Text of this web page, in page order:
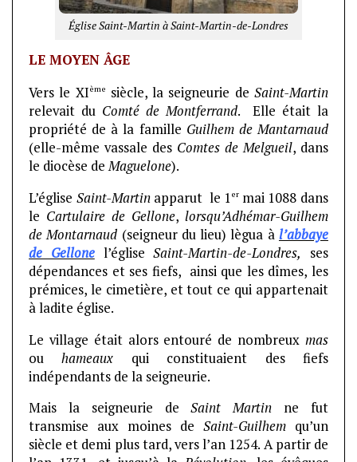
Église Saint-Martin à Saint-Martin-de-Londres
LE MOYEN ÂGE
Vers le XIème siècle, la seigneurie de Saint-Martin
relevait du Comté de Montferrand. Elle était la
propriété de à la famille Guilhem de Mantarnaud
(elle-même vassale des Comtes de Melgueil, dans
le diocèse deMaguelone).
L’église Saint-Martin apparut le 1er mai 1088 dans
le Cartulaire de Gellone, lorsqu’Adhémar-Guilhem
de Montarnaud (seigneur du lieu) lègua à l’abbaye
de Gellonel’égliseSaint-Martin-de-Londres,
ses
dépendances et ses fiefs, ainsi que les dîmes, les
prémices, le cimetière, et tout ce qui appartenait
à ladite église.
Le village était alors entouré de nombreux mas
ouhameaux qui constituaient des fiefs
indépendants de la seigneurie.
Mais la seigneurie deSaint Martin ne fut
transmise aux moines de Saint-Guilhemqu’un
siècle et demi plus tard, vers l’an 1254. A partir de